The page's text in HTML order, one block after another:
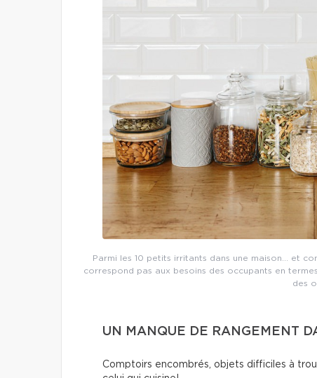
Parmi les 10 petits irritants dans une maison… et
correspond pas aux besoins des occupants en
des
UN MANQUE DE RANGEMENT
Comptoirs encombrés, objets difficiles à